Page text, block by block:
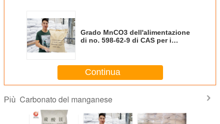
Grado MnCO3 dell'alimentazione
di no. 598-62-9 di CAS per i
Continua
Più Carbonato del manganese